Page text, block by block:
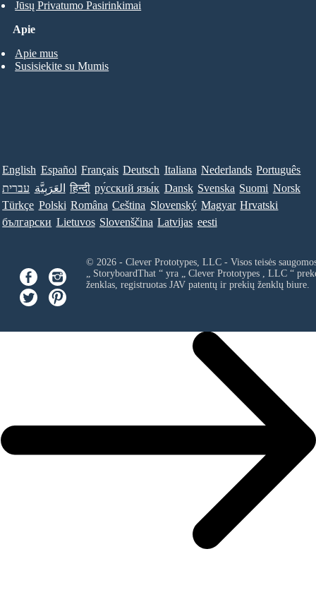
Apie
Apie mus
Susisiekite su Mumis
Jūsų Privatumo Pasirinkimai
English Español Français Deutsch Italiana Nederlands Português
עברית العَرَبِيَّة हिन्दी ру́сский язы́к Dansk Svenska Suomi Norsk
Türkçe Polski Româna Ceština Slovenský Magyar Hrvatski
български Lietuvos Slovenščina Latvijas eesti
© 2026 - Clever Prototypes, LLC - Visos teisės
„ StoryboardThat “ yra „ Clever Prototypes , LLC“
ženklas, registruotas JAV patentų ir prekių ženklų biure.